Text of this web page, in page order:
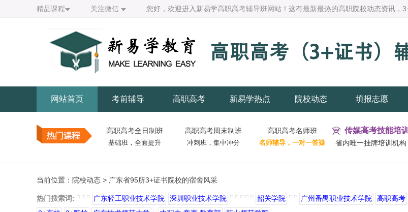
精品课程 关注微信 您好，欢迎进入新易学高职高考辅导班网站！这有最新最热的高职院校动态资讯，
网站首页 考前辅导 高职高考 新易学热点 院校动态 填报志愿
高职高考全日制班
基础班，全面提升
高职高考周末制班
冲刺班，集中冲分
高职高考名师班
名师辅导，一对一答疑
传媒高考技能培训
省内唯一挂牌培训机构
当前位置： 院校动态 > 广东省95所3+证书院校的宿舍风采
热门搜索词: 广东轻工职业技术学院 深圳职业技术学院 韶关学院 广州番禺职业技术学院 高职高考